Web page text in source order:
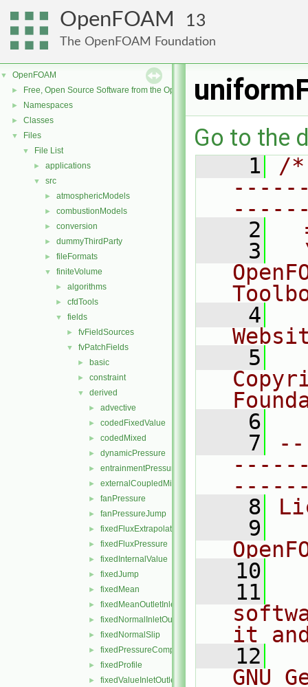
OpenFOAM 13
The OpenFOAM Foundation
▼ OpenFOAM
► Free, Open Source Software from the OpenFOAM Foundation
► Namespaces
► Classes
▼ Files
▼ File List
► applications
▼ src
► atmosphericModels
► combustionModels
► conversion
► dummyThirdParty
► fileFormats
▼ finiteVolume
► algorithms
► cfdTools
▼ fields
► fvFieldSources
▼ fvPatchFields
► basic
► constraint
▼ derived
► advective
► codedFixedValue
► codedMixed
► dynamicPressure
► entrainmentPressure
► externalCoupledMixed
► fanPressure
► fanPressureJump
► fixedFluxExtrapolatedPressure
► fixedFluxPressure
► fixedInternalValue
► fixedJump
► fixedMean
► fixedMeanOutletInlet
► fixedNormalInletOutletVelocity
► fixedNormalSlip
► fixedPressureCompressibleDensity
► fixedProfile
► fixedValueInletOutlet
Go to the
    1
/
    2
    3
    4
    5
    6
    7
    8
    9
   10
   11
it
   12
GNU